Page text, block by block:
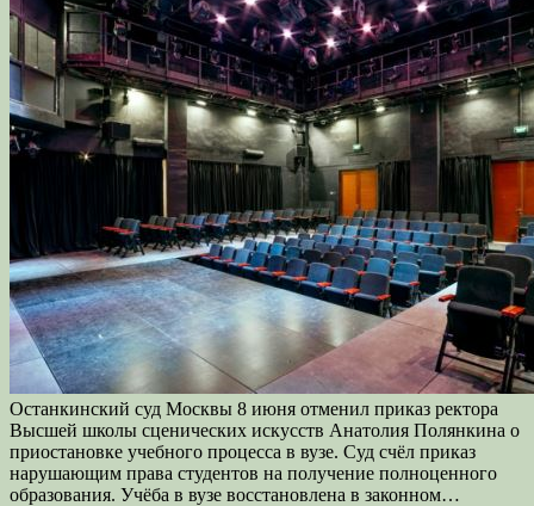
Останкинский суд Москвы 8 июня отменил приказ ректора
Высшей школы сценических искусств Анатолия Полянкина о
приостановке учебного процесса в вузе. Суд счёл приказ
нарушающим права студентов на получение полноценного
образования. Учёба в вузе восстановлена в законном…